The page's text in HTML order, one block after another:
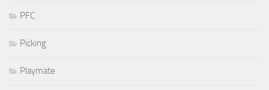
PFC
Picking
Playmate